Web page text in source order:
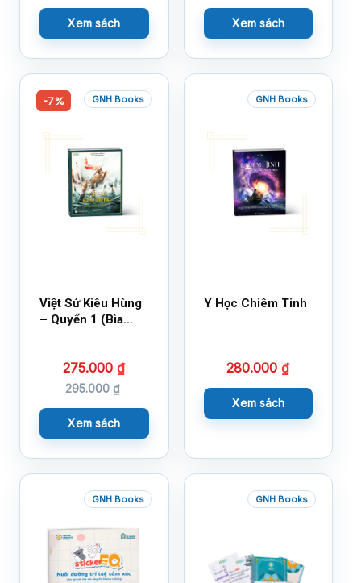
Xem sách Xem sách
-7% GNH Books
Việt Sử Kiêu Hùng
– Quyển 1 (Bìa
275.000₫
295.000₫
Xem sách
GNH Books
Y Học Chiêm Tinh
280.000₫
Xem sách
GNH Books GNH Books